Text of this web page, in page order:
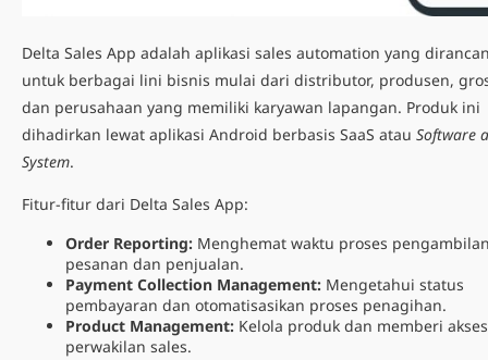
Delta Sales App adalah aplikasi sales automation yang
untuk berbagai lini bisnis mulai dari distributor, produsen,
dan perusahaan yang memiliki karyawan lapangan. Produk ini
dihadirkan lewat aplikasi Android berbasis SaaS atau Software
System.
Fitur-fitur dari Delta Sales App:
Order Reporting: Menghemat waktu proses
pesanan dan penjualan.
Payment Collection Management: Mengetahui status
pembayaran dan otomatisasikan proses penagihan.
Product Management: Kelola produk dan memberi
perwakilan sales.